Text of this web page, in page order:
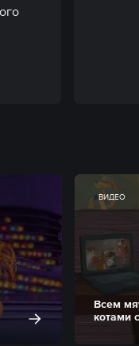
ВИДЕО
Всем
котами